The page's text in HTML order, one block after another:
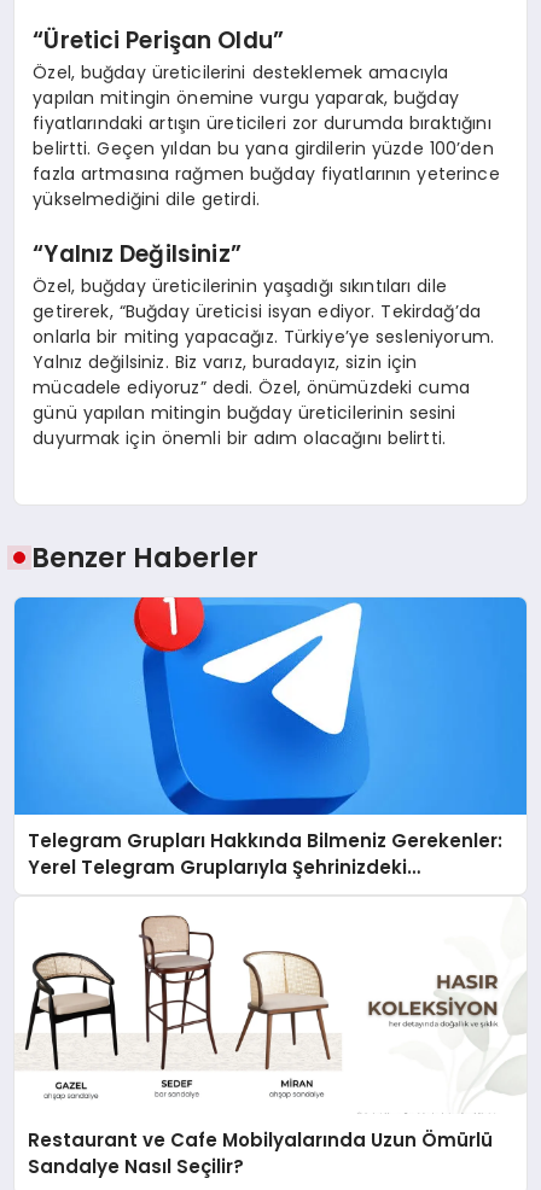
“Üretici Perişan Oldu”
Özel, buğday üreticilerini desteklemek amacıyla
yapılan mitingin önemine vurgu yaparak, buğday
fiyatlarındaki artışın üreticileri zor durumda bıraktığını
belirtti. Geçen yıldan bu yana girdilerin yüzde 100’den
fazla artmasına rağmen buğday fiyatlarının yeterince
yükselmediğini dile getirdi.
“Yalnız Değilsiniz”
Özel, buğday üreticilerinin yaşadığı sıkıntıları dile
getirerek, “Buğday üreticisi isyan ediyor. Tekirdağ’da
onlarla bir miting yapacağız. Türkiye’ye sesleniyorum.
Yalnız değilsiniz. Biz varız, buradayız, sizin için
mücadele ediyoruz” dedi. Özel, önümüzdeki cuma
günü yapılan mitingin buğday üreticilerinin sesini
duyurmak için önemli bir adım olacağını belirtti.
Benzer Haberler
Telegram Grupları Hakkında Bilmeniz Gerekenler:
Yerel Telegram Gruplarıyla Şehrinizdeki
Topluluklara Ulaşın
Restaurant ve Cafe Mobilyalarında Uzun Ömürlü
Sandalye Nasıl Seçilir?